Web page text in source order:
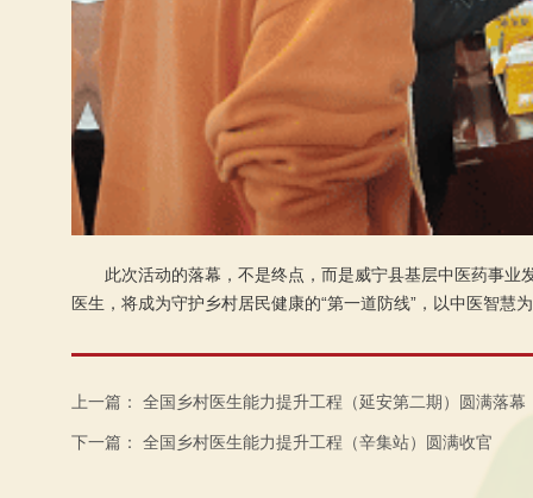
此次活动的落幕，不是终点，而是威宁县基层中医药事
医生，将成为守护乡村居民健康的“第一道防线”，以中医智
上一篇： 全国乡村医生能力提升工程（延安第二期）圆满落幕
下一篇： 全国乡村医生能力提升工程（辛集站）圆满收官